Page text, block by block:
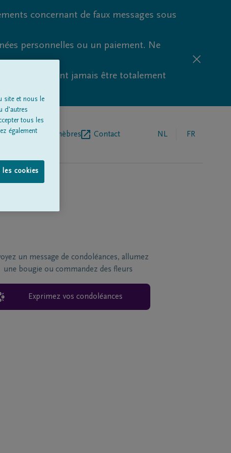
concernant de faux messages sous
personnelles ou un paiement. Ne
ne peuvent jamais être totalement
de pompes funèbres Contact NL FR
un message de condoléances, allumez
une bougie ou commandez des fleurs
Exprimez vos condoléances
site et nous le
d'autres
tous les
également
les cookies